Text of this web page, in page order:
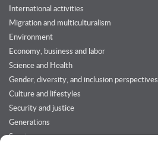
International activities
Migration and multiculturalism
Environment
Economy, business and labor
Science and Health
Gender, diversity, and inclusion perspectives
Culture and lifestyles
Security and justice
Generations
Services